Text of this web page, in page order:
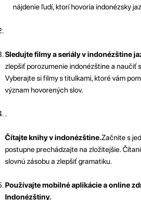
nájdenie ľudí, ktorí hovoria indonézsky
Sledujte filmy a seriály v indonézštine
zlepšiť porozumenie indonézštine a naučiť
Vyberajte si filmy s titulkami, ktoré vám
význam hovorených slov.
.
Čítajte knihy v indonézštine.Začnite s
postupne prechádzajte na zložitejšie.
slovnú zásobu a zlepšiť gramatiku.
Používajte mobilné aplikácie a online
Indonézštiny.